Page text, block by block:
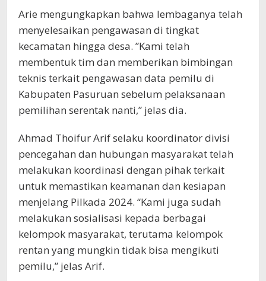
Arie mengungkapkan bahwa lembaganya telah
menyelesaikan pengawasan di tingkat
kecamatan hingga desa. ”Kami telah
membentuk tim dan memberikan bimbingan
teknis terkait pengawasan data pemilu di
Kabupaten Pasuruan sebelum pelaksanaan
pemilihan serentak nanti,” jelas dia.
Ahmad Thoifur Arif selaku koordinator divisi
pencegahan dan hubungan masyarakat telah
melakukan koordinasi dengan pihak terkait
untuk memastikan keamanan dan kesiapan
menjelang Pilkada 2024. “Kami juga sudah
melakukan sosialisasi kepada berbagai
kelompok masyarakat, terutama kelompok
rentan yang mungkin tidak bisa mengikuti
pemilu,” jelas Arif.